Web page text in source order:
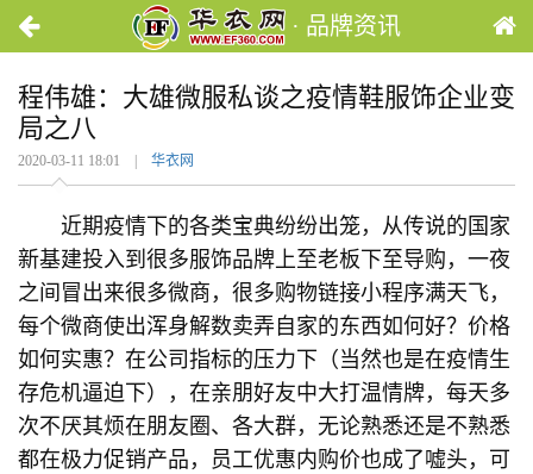
· 品牌资讯
程伟雄：大雄微服私谈之疫情鞋服饰企业变
局之八
2020-03-11 18:01 | 华衣网
近期疫情下的各类宝典纷纷出笼，从传说的国家
新基建投入到很多服饰品牌上至老板下至导购，一夜
之间冒出来很多微商，很多购物链接小程序满天飞，
每个微商使出浑身解数卖弄自家的东西如何好？价格
如何实惠？在公司指标的压力下（当然也是在疫情生
存危机逼迫下），在亲朋好友中大打温情牌，每天多
次不厌其烦在朋友圈、各大群，无论熟悉还是不熟悉
都在极力促销产品，员工优惠内购价也成了嘘头，可